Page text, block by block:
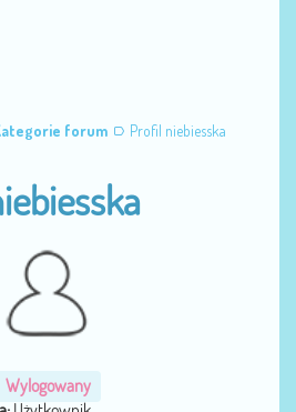
forum Profil niebiesska
Wylogowany